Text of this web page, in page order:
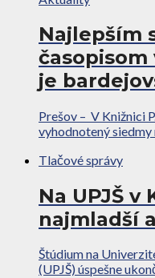
Najlepším
časopisom
je
Prešov – V Knižnici
vyhodnotený siedmy
Tlačové správy
Na UPJŠ v
najmladší
Štúdium na
(UPJŠ) úspešne